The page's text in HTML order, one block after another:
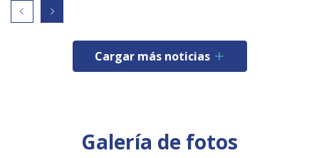
Cargar más noticias
Galería de fotos